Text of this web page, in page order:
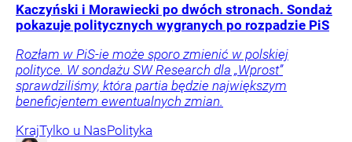
Kaczyński i Morawiecki po dwóch stronach. Sondaż
pokazuje politycznych wygranych po rozpadzie PiS
Rozłam w PiS-ie może sporo zmienić w polskiej
polityce. W sondażu SW Research dla „Wprost”
sprawdziliśmy, która partia będzie największym
beneficjentem ewentualnych zmian.
KrajTylko u NasPolityka